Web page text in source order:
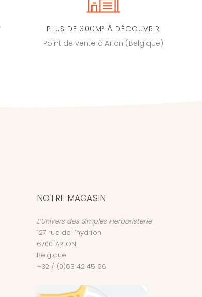
PLUS DE 300M² À DÉCOUVRIR
Point de vente à Arlon (Belgique)
NOTRE MAGASIN
L’Univers des Simples Herboristerie
127 rue de l’hydrion
6700 ARLON
Belgique
+32 / (0)63 42 45 66